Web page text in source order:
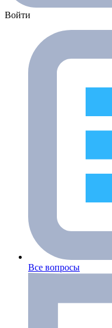
Войти
Все вопросы